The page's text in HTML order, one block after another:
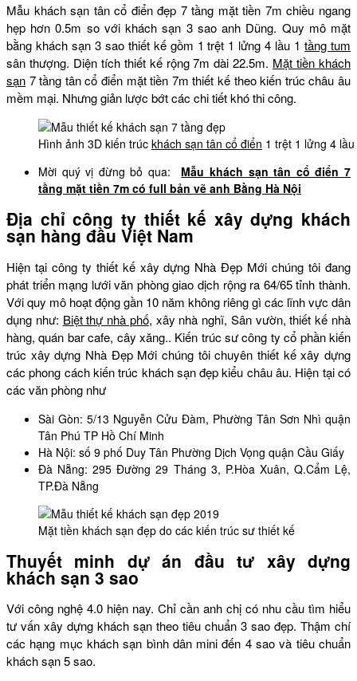
Mẫu khách sạn tân cổ điển đẹp 7 tầng mặt tiền 7m chiều ngang
hẹp hơn 0.5m so với khách sạn 3 sao anh Dũng. Quy mô mặt
bằng khách sạn 3 sao thiết kế gồm 1 trệt 1 lửng 4 lầu 1tầng tum
sân thượng. Diện tích thiết kế rộng 7m dài 22.5m. Mặt tiền khách
sạn 7 tầng tân cổ điển mặt tiền 7m thiết kế theo kiến trúc châu âu
mềm mại. Nhưng giản lược bớt các chi tiết khó thi công.
Hình ảnh 3D kiến trúc khách sạn tân cổ điển 1 trệt 1 lửng 4
Mời quý vị đừng bỏ qua: Mẫu khách sạn tân cổ điển 7
tầng mặt tiền 7m có full bản vẽ anh Bằng Hà Nội
Địa chỉ công ty thiết kế xây dựng khách
sạn hàng đầu Việt Nam
Hiện tại công ty thiết kế xây dựng Nhà Đẹp Mới chúng tôi đang
phát triển mạng lưới văn phòng giao dịch rộng ra 64/65 tỉnh thành.
Với quy mô hoạt động gần 10 năm không riêng gì các lĩnh vực dân
dụng như: Biệt thự nhà phố, xây nhà nghĩ, Sân vườn, thiết kế nhà
hàng, quán bar cafe, cây xăng.. Kiến trúc sư công ty cổ phần kiến
trúc xây dựng Nhà Đẹp Mới chúng tôi chuyên thiết kế xây dựng
các phong cách kiến trúc khách sạn đẹp kiểu châu âu. Hiện tại có
các văn phòng như
Sài Gòn: 5/13 Nguyễn Cửu Đàm, Phường Tân Sơn Nhì quận
Tân Phú TP Hồ Chí Minh
Hà Nội: số 9 phố Duy Tân Phường Dịch Vọng quận Cầu Giấy
Đà Nẵng: 295 Đường 29 Tháng 3, P.Hòa Xuân, Q.Cẩm Lệ,
TP.Đà Nẵng
Mặt tiền khách sạn đẹp do các kiến trúc sư thiết kế
Thuyết minh dự án đầu tư xây dựng
khách sạn 3 sao
Với công nghệ 4.0 hiện nay. Chỉ cần anh chị có nhu cầu tìm hiểu
tư vấn xây dựng khách sạn theo tiêu chuẩn 3 sao đẹp. Thậm chí
các hạng mục khách sạn bình dân mini đến 4 sao và tiêu chuẩn
khách sạn 5 sao.